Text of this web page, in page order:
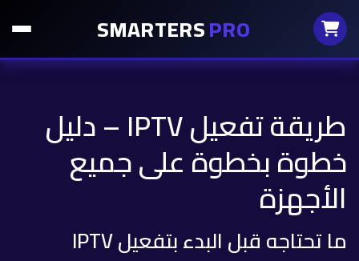
SMARTERSPRO
طريقة تفعيل IPTV – دليل
خطوة بخطوة على جميع
الأجهزة
ما تحتاجه قبل البدء بتفعيل IPTV